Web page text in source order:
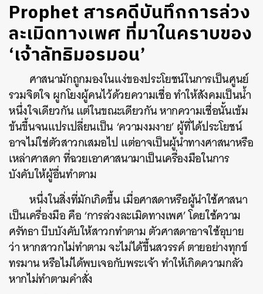
Prophet สารคดีบันทึกการล่วง
ละเมิดทางเพศ ที่มาในคราบของ
‘เจ้าลัทธิมอรมอน’
ศาสนามักถูกมองในแง่ของประโยชน์ในการเป็นศูนย์
รวมจิตใจ ผูกโยงผู้คนไว้ด้วยความเชื่อ ทำให้สังคมเป็นน้ำ
หนึ่งใจเดียวกัน แต่ในขณะเดียวกัน หากความเชื่อนั้นเข้ม
ข้นขึ้นจนแปรเปลี่ยนเป็น ‘ความงมงาย’ ผู้ที่ได้ประโยชน์
อาจไม่ใช่ตัวสาวกเสมอไป แต่อาจเป็นผู้นำทางศาสนาหรือ
เหล่าศาสดา ที่ฉวยเอาศาสนามาเป็นเครื่องมือในการ
บังคับให้ผู้อื่นทำตาม
หนึ่งในสิ่งที่มักเกิดขึ้น เมื่อศาสดาหรือผู้นำใช้ศาสนา
เป็นเครื่องมือ คือ ‘การล่วงละเมิดทางเพศ’ โดยใช้ความ
ศรัทธา บีบบังคับให้สาวกทำตาม ตัวศาสดาอาจใช้อุบาย
ว่า หากสาวกไม่ทำตาม จะไม่ได้ขึ้นสวรรค์ ตายอย่างทุกข์
ทรมาน หรือไม่ได้พบเจอกับพระเจ้า ทำให้เกิดความกลัว
หากไม่ทำตามคำสั่ง